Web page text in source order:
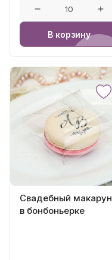
В корзину
Свадебный макарун
в бонбоньерке